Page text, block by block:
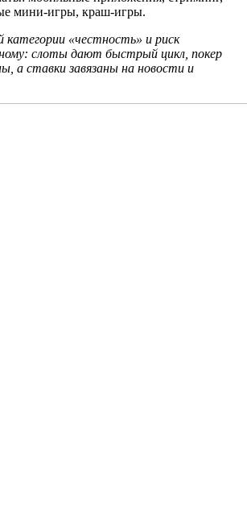
мини-игры, краш-игры.
«честность» и риск
слоты дают быстрый цикл, покер
а ставки завязаны на новости и